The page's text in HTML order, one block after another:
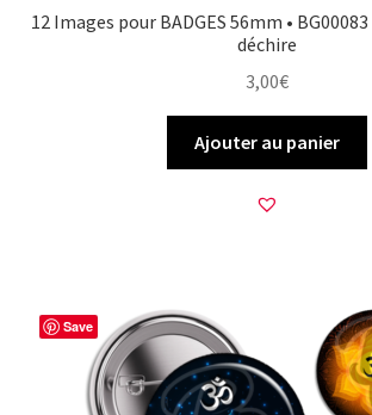
12 Images pour BADGES 56mm •
déchire
3,00€
Ajouter au panier
Save